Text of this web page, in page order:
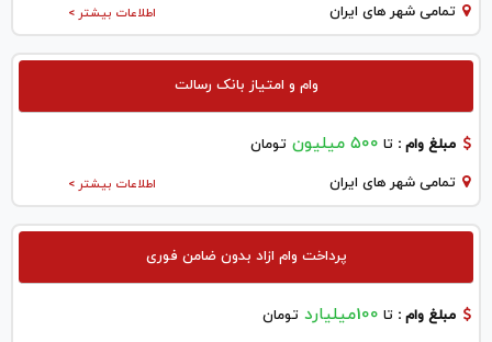
اطلاعات بیشتر > تمامی شهر های ایران
وام و امتیاز بانک رسالت
مبلغ وام : تا ۵۰۰ میلیون تومان
اطلاعات بیشتر > تمامی شهر های ایران
پرداخت وام ازاد بدون ضامن فوری
مبلغ وام : تا 100میلیارد تومان